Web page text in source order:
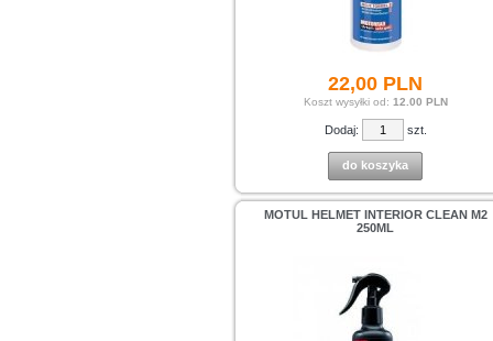
22,00 PLN
Koszt wysyłki od: 12.00 PLN
Dodaj: szt.
do koszyka
MOTUL HELMET INTERIOR CLEAN M2
250ML